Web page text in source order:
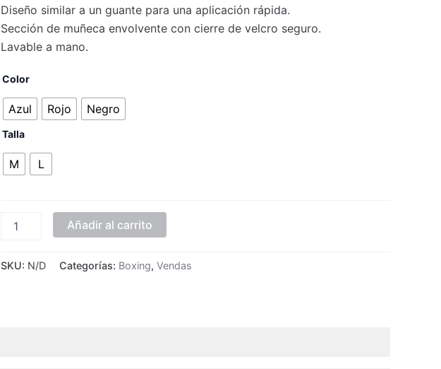
Diseño similar a un guante para una aplicación rápida.
Sección de muñeca envolvente con cierre de velcro seguro.
Lavable a mano.
Color
Azul Rojo Negro
Talla
M L
Añadir al carrito
SKU: N/D Categorías: Boxing, Vendas